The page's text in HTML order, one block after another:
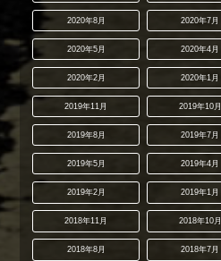
2020年8月 2020年7月
2020年5月 2020年4月
2020年2月 2020年1月
2019年11月 2019年10月
2019年8月 2019年7月
2019年5月 2019年4月
2019年2月 2019年1月
2018年11月 2018年10月
2018年8月 2018年7月